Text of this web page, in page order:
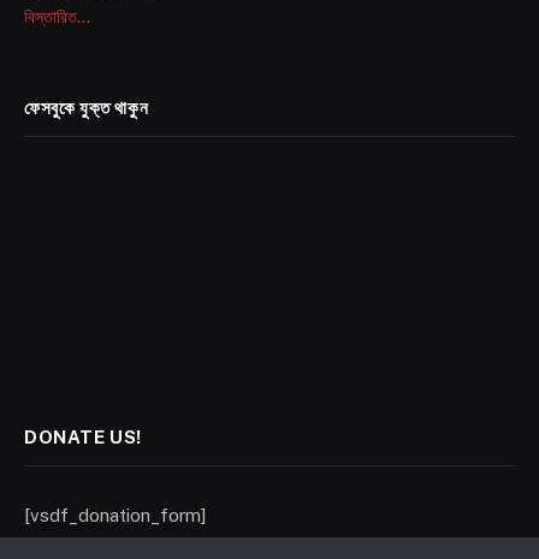
বিস্তারিত...
ফেসবুকে যুক্ত থাকুন
DONATE US!
[vsdf_donation_form]